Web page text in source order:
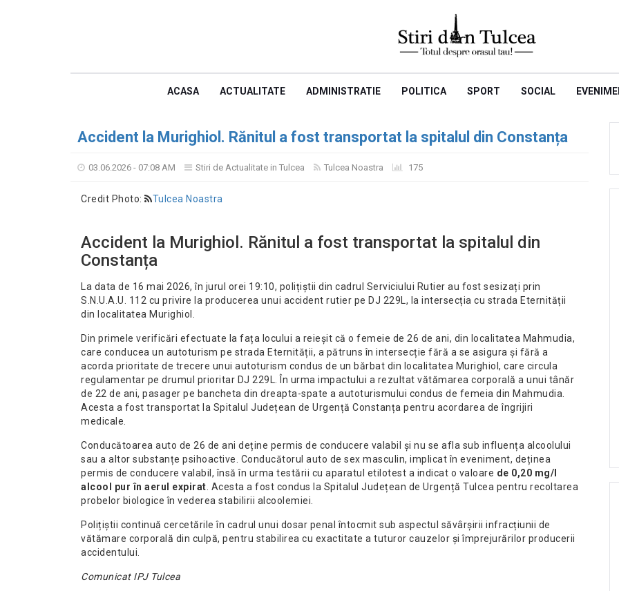
ACASA ACTUALITATE ADMINISTRATIE POLITICA SPORT SOCIAL
Accident la Murighiol. Rănitul a fost transportat la spitalul din Constanța
03.06.2026 - 07:08 AM Stiri de Actualitate in Tulcea Tulcea Noastra 175
Credit Photo: Tulcea Noastra
Accident la Murighiol. Rănitul a fost transportat la spitalul din
Constanța
La data de 16 mai 2026, în jurul orei 19:10, polițiștii din cadrul Serviciului Rutier au fost sesizați prin
S.N.U.A.U. 112 cu privire la producerea unui accident rutier pe DJ 229L, la intersecția cu strada Eternității
din localitatea Murighiol.
Din primele verificări efectuate la fața locului a reieșit că o femeie de 26 de ani, din localitatea Mahmudia,
care conducea un autoturism pe strada Eternității, a pătruns în intersecție fără a se asigura și fără a
acorda prioritate de trecere unui autoturism condus de un bărbat din localitatea Murighiol, care circula
regulamentar pe drumul prioritar DJ 229L. În urma impactului a rezultat vătămarea corporală a unui tânăr
de 22 de ani, pasager pe bancheta din dreapta-spate a autoturismului condus de femeia din Mahmudia.
Acesta a fost transportat la Spitalul Județean de Urgență Constanța pentru acordarea de îngrijiri
medicale.
Conducătoarea auto de 26 de ani deține permis de conducere valabil și nu se afla sub influența alcoolului
sau a altor substanțe psihoactive. Conducătorul auto de sex masculin, implicat în eveniment, deținea
permis de conducere valabil, însă în urma testării cu aparatul etilotest a indicat o valoare de 0,20 mg/l
alcool pur în aerul expirat . Acesta a fost condus la Spitalul Județean de Urgență Tulcea pentru recoltarea
probelor biologice în vederea stabilirii alcoolemiei.
Polițiștii continuă cercetările în cadrul unui dosar penal întocmit sub aspectul săvârșirii infracțiunii de
vătămare corporală din culpă, pentru stabilirea cu exactitate a tuturor cauzelor și împrejurărilor producerii
accidentului.
Comunicat IPJ Tulcea